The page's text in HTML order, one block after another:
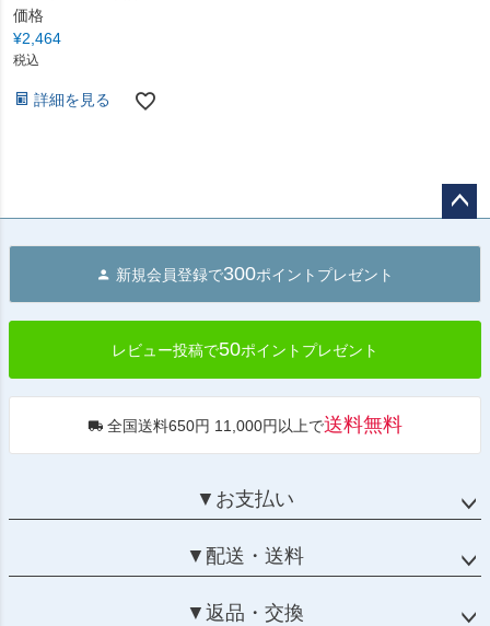
価格
¥2,464
税込
詳細を見る
へ
新規会員登録で300ポイントプレゼント
レビュー投稿で50ポイントプレゼント
全国送料650円 11,000円以上で送料無料
▼お支払い
▼配送・送料
▼返品・交換